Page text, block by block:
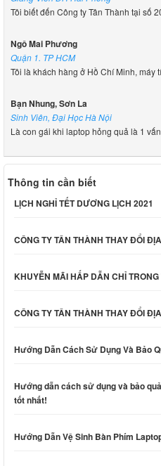
Tôi biết đến Công ty Tân Thành tại số
Ngô Mai Phương
Quận 1. TP HCM
Tôi là khách hàng ở Hồ Chí Minh, máy
Bạn Nhung, Sơn La
Sinh Viên, Đại Học Hà Nội
Là con gái khi laptop hỏng quả là 1
Thông tin cần biết
LỊCH NGHỈ TẾT DƯƠNG LỊCH 2021
CÔNG TY TÂN THÀNH THAY ĐỔI
KHUYỄN MÃI HẤP DẪN CHỈ
CÔNG TY TÂN THÀNH THAY ĐỔI
Hướng Dẫn Cách Sử Dụng Và Bảo
Hướng dẫn cách sử dụng và bảo
tốt nhất!
Hướng Dẫn Vệ Sinh Bàn Phím